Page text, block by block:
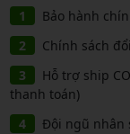
Bảo hành
Chính sách
Hỗ trợ ship
thanh toán)
Đội ngũ nhân